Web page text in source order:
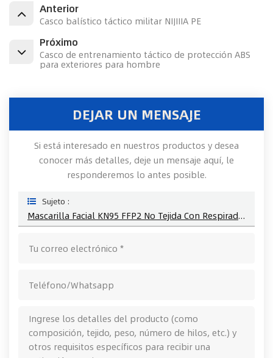
Anterior
Casco balístico táctico militar NIJIIIA PE
Próximo
Casco de entrenamiento táctico de protección ABS
para exteriores para hombre
DEJAR UN MENSAJE
Si está interesado en nuestros productos y desea
conocer más detalles, deje un mensaje aquí, le
responderemos lo antes posible.
Sujeto :
Mascarilla Facial KN95 FFP2 No Tejida Con Respirador De Soplado Fundido